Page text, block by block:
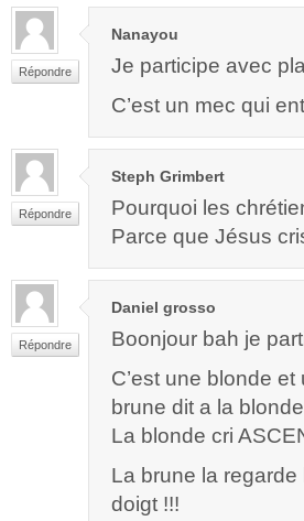
Répondre
Nanayou
Je participe avec
C’est un mec qui
Répondre
Steph Grimbert
Pourquoi les
Parce que Jésus
Répondre
Daniel grosso
Boonjour bah je
C’est une blonde
brune dit a la
La blonde cri
La brune la
doigt !!!